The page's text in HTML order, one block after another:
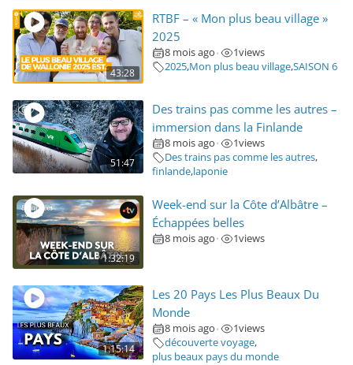
43:28
RTBF – « Mon plus beau village »
2025
8 mois ago • 1views
2025,Mon plus beau village,SAISON 6
51:47
Des trains pas comme les autres –
immersion dans la Finlande
8 mois ago • 1views
Des trains pas comme les autres,
finlande,laponie
1:32:19
Week-end sur la Côte d’Albâtre –
Échappées belles
8 mois ago • 1views
1:15:14
Les 20 Pays Les Plus Beaux Du
Monde
8 mois ago • 1views
découverte voyage,
plus beaux pays du monde